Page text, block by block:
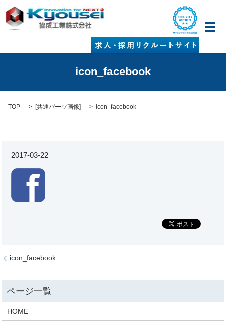
メ
icon_facebook
TOP [共通パーツ画像] icon_facebook
2017-03-22
icon_facebook
HOME